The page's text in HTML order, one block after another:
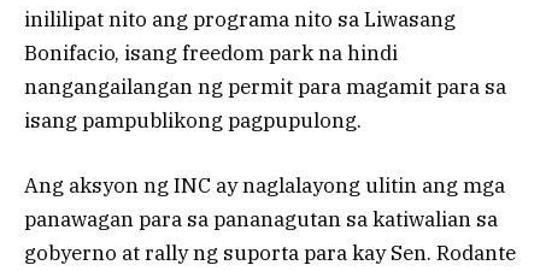
inililipat nito ang programa nito sa Liwasang
Bonifacio, isang freedom park na hindi
nangangailangan ng permit para magamit para sa
isang pampublikong pagpupulong.
Ang aksyon ng INC ay naglalayong ulitin ang mga
panawagan para sa pananagutan sa katiwalian sa
gobyerno at rally ng suporta para kay Sen. Rodante